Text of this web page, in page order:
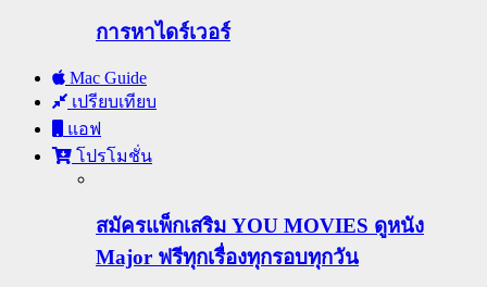
การหาไดร์เวอร์
Mac Guide
เปรียบเทียบ
แอฟ
โปรโมชั่น
สมัครแพ็กเสริม YOU MOVIES ดูหนัง
Major ฟรีทุกเรื่องทุกรอบทุกวัน